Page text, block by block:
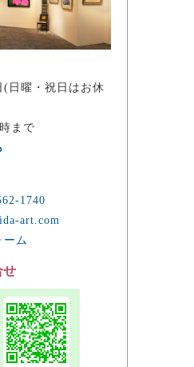
(日曜・祝日はお休
まで
1740
art.com
ーム
せ